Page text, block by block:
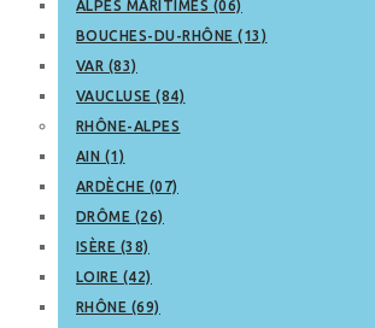
ALPES MARITIMES (06)
BOUCHES-DU-RHÔNE (13)
VAR (83)
VAUCLUSE (84)
RHÔNE-ALPES
AIN (1)
ARDÈCHE (07)
DRÔME (26)
ISÈRE (38)
LOIRE (42)
RHÔNE (69)